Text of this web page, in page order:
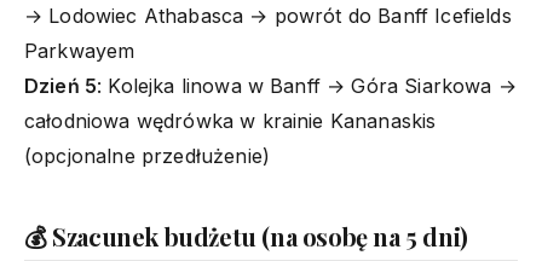
→ Lodowiec Athabasca → powrót do Banff Icefields
Parkwayem
Dzień 5: Kolejka linowa w Banff → Góra Siarkowa →
całodniowa wędrówka w krainie Kananaskis
(opcjonalne przedłużenie)
💰 Szacunek budżetu (na osobę na 5 dni)